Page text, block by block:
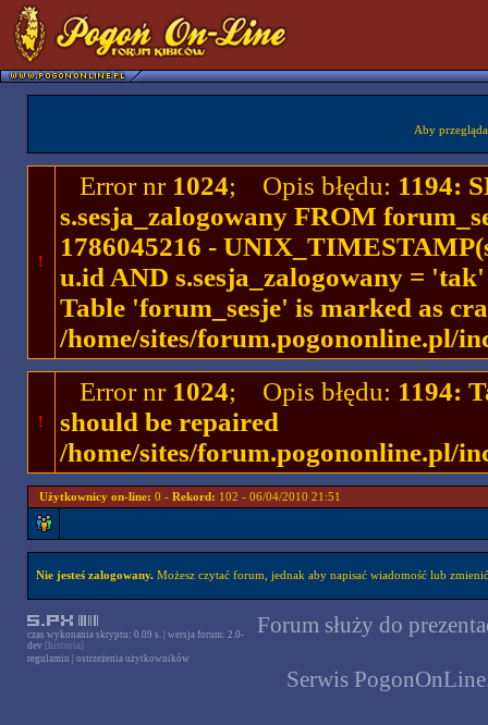
Aby
!
Error nr 1024; Opis błędu: 1194:
s.sesja_zalogowany FROM
1786045216 -
u.id AND s.sesja_zalogowany =
Table 'forum_sesje' is marked as
/home/sites/forum.pogononline.pl/
!
Error nr 1024; Opis błędu: 1194:
should be repaired
/home/sites/forum.pogononline.pl/
Użytkownicy on-line: 0 - Rekord: 102 - 06/04/2010 21:51
Nie jesteś zalogowany.Możesz czytać forum, jednak aby napisać wiadomość lub
czas wykonania skryptu: 0.09 s. | wersja forum: 2.0-
dev [historia]
regulamin
ostrzeżenia użytkowników
Forum służy do
Serwis